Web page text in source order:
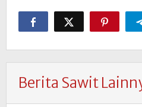
Berita Sawit